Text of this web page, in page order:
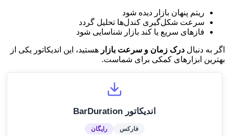
ریتم پنهان بازار دیده شود
سرعت شکل‌گیری کندل‌ها تحلیل گردد
فازهای سریع یا کند بازار شناسایی شود
اگر به دنبال درک زمان و سرعت بازار هستید، این اندیکاتور یکی از
بهترین ابزارهای کمکی برای شماست.
اندیکاتور BarDuration
فارکس رایگان